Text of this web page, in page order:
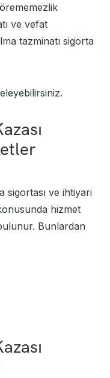
ve vefat
tazminatı sigorta
sigortası ve ihtiyari
hizmet
Bunlardan